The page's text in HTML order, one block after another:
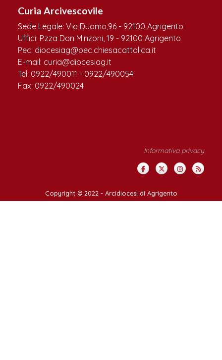
Curia Arcivescovile
Sede Legale: Via Duomo,96 - 92100 Agrigento
Uffici: P.zza Don Minzoni, 19 - 92100 Agrigento
Pec: diocesiag@pec.chiesacattolica.it
E-mail: curia@diocesiag.it
Tel: 0922/490011 - 0922/490054
Fax: 0922/490024
Informativa privacy
Copyright © 2022 - Arcidiocesi di Agrigento